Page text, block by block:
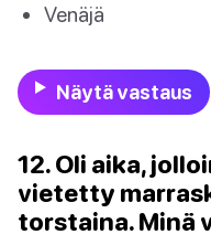
Venäjä
Näytä vastaus
12. Oli aika,
vietetty
torstaina. Minä